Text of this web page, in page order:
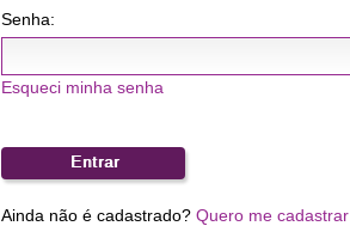
Senha:
Esqueci minha senha
Ainda não é cadastrado?Quero me cadastrar